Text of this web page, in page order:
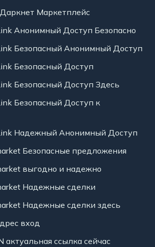
Маркетплейс
Анонимный Доступ Безопасно
Безопасный Анонимный Доступ
Безопасный Доступ
Безопасный Доступ Здесь
Безопасный Доступ к
Надежный Анонимный Доступ
Безопасные предложения
выгодно и надежно
Надежные сделки
Надежные сделки здесь
вход
актуальная ссылка сейчас